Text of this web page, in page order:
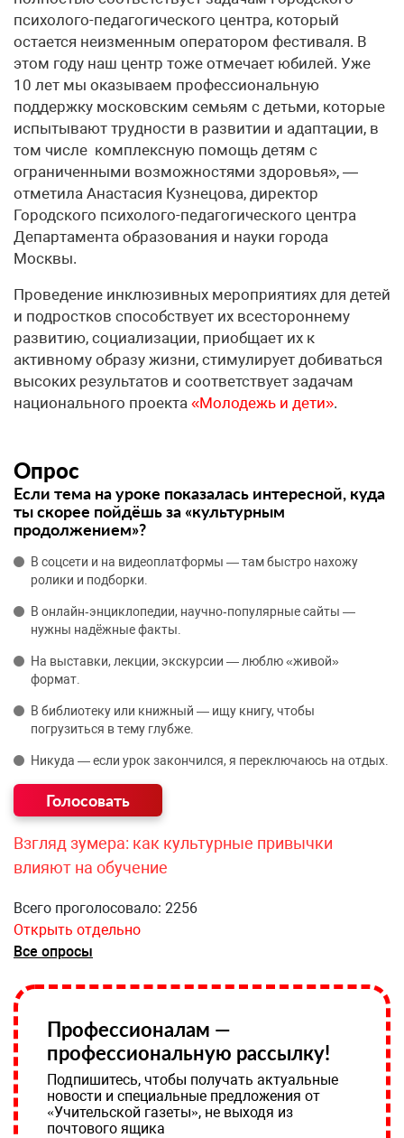
психолого-педагогического центра, который
остается неизменным оператором фестиваля. В
этом году наш центр тоже отмечает юбилей. Уже
10 лет мы оказываем профессиональную
поддержку московским семьям с детьми, которые
испытывают трудности в развитии и адаптации, в
том числе комплексную помощь детям с
ограниченными возможностями здоровья», —
отметила Анастасия Кузнецова, директор
Городского психолого-педагогического центра
Департамента образования и науки города
Москвы.
Проведение инклюзивных мероприятиях для детей
и подростков способствует их всестороннему
развитию, социализации, приобщает их к
активному образу жизни, стимулирует добиваться
высоких результатов и соответствует задачам
национального проекта «Молодежь и дети».
Опрос
Если тема на уроке показалась интересной, куда
ты скорее пойдёшь за «культурным
продолжением»?
В соцсети и на видеоплатформы — там быстро нахожу
ролики и подборки.
В онлайн‑энциклопедии, научно‑популярные сайты —
нужны надёжные факты.
На выставки, лекции, экскурсии — люблю «живой»
формат.
В библиотеку или книжный — ищу книгу, чтобы
погрузиться в тему глубже.
Никуда — если урок закончился, я переключаюсь на отдых.
Взгляд зумера: как культурные привычки
влияют на обучение
Всего проголосовало: 2256
Открыть отдельно
Все опросы
Профессионалам —
профессиональную рассылку!
Подпишитесь, чтобы получать актуальные
новости и специальные предложения от
«Учительской газеты», не выходя из
почтового ящика